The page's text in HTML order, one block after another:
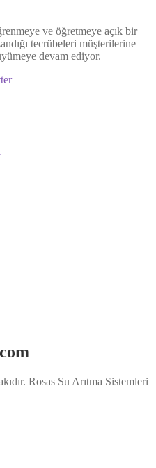
ve öğretmeye açık bir
tecrübeleri müşterilerine
devam ediyor.
Rosas Su Arıtma Sistemleri